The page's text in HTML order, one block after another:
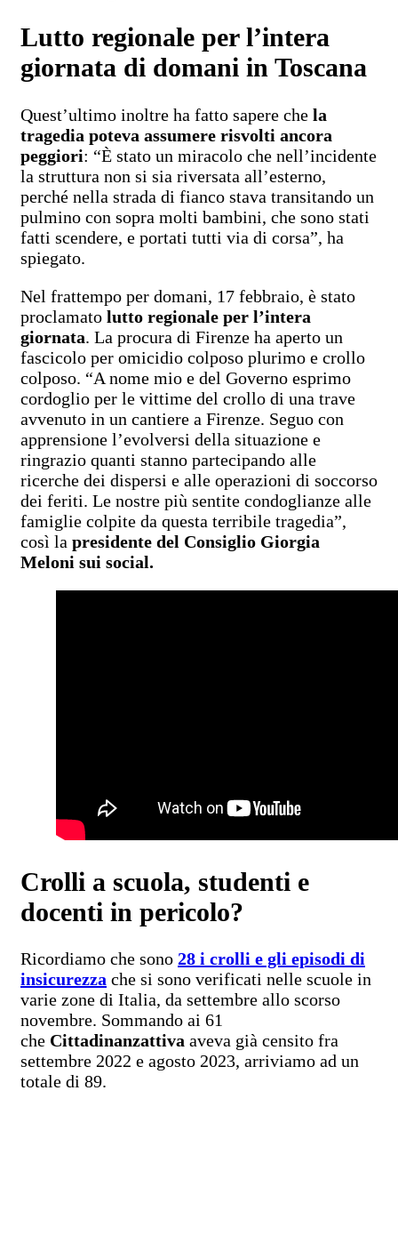
Lutto regionale per l’intera
giornata di domani in Toscana
Quest’ultimo inoltre ha fatto sapere che la
tragedia poteva assumere risvolti ancora
peggiori: “È stato un miracolo che nell’incidente
la struttura non si sia riversata all’esterno,
perché nella strada di fianco stava transitando un
pulmino con sopra molti bambini, che sono stati
fatti scendere, e portati tutti via di corsa”, ha
spiegato.
Nel frattempo per domani, 17 febbraio, è stato
proclamato lutto regionale per l’intera
giornata. La procura di Firenze ha aperto un
fascicolo per omicidio colposo plurimo e crollo
colposo. “A nome mio e del Governo esprimo
cordoglio per le vittime del crollo di una trave
avvenuto in un cantiere a Firenze. Seguo con
apprensione l’evolversi della situazione e
ringrazio quanti stanno partecipando alle
ricerche dei dispersi e alle operazioni di soccorso
dei feriti. Le nostre più sentite condoglianze alle
famiglie colpite da questa terribile tragedia”,
così la presidente del Consiglio Giorgia
Meloni sui social.
Crolli a scuola, studenti e
docenti in pericolo?
Ricordiamo che sono 28 i crolli e gli episodi di
insicurezza che si sono verificati nelle scuole in
varie zone di Italia, da settembre allo scorso
novembre. Sommando ai 61
che Cittadinanzattiva aveva già censito fra
settembre 2022 e agosto 2023, arriviamo ad un
totale di 89.